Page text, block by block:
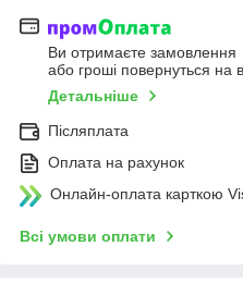
Ви отримаєте замовлення
або гроші повернуться на
Детальніше
Післяплата
Оплата на рахунок
Онлайн-оплата карткою
Всі умови оплати